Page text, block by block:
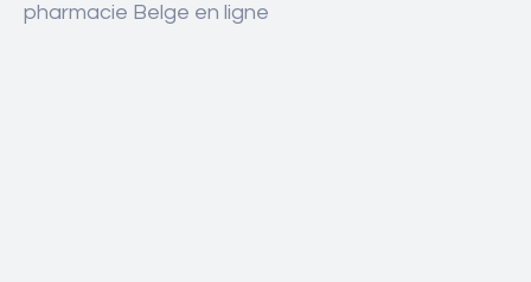
pharmacie Belge en ligne